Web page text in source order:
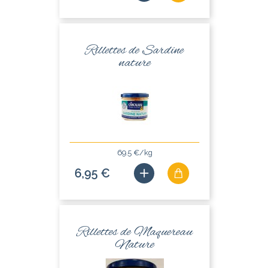
Rillettes de Sardine
nature
69.5 €/kg
6,95 €
Rillettes de Maquereau
Nature